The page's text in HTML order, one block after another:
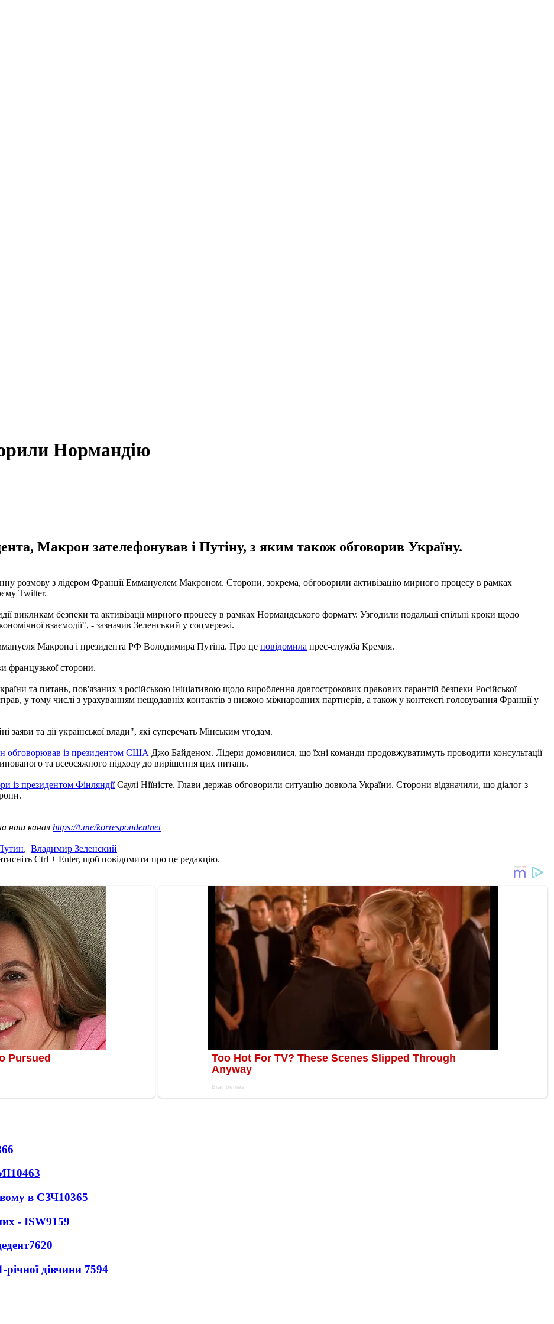
Нормандію
Макрон зателефонував і Путіну, з яким також обговорив Україну.
розмову з лідером Франції Еммануелем Макроном. Сторони, зокрема, обговорили активізацію мирного процесу в рамках
Twitter.
безпеки та активізації мирного процесу в рамках Нормандського формату. Узгодили подальші спільні кроки щодо
взаємодії", - зазначив Зеленський у соцмережі.
Макрона і президента РФ Володимира Путіна. Про це повідомила прес-служба Кремля.
французької сторони.
та питань, пов'язаних з російською ініціативою щодо вироблення довгострокових правових гарантій безпеки Російської
у тому числі з урахуванням нещодавніх контактів з низкою міжнародних партнерів, а також у контексті головування Франції у
та дії української влади", які суперечать Мінським угодам.
обговорював із президентом США Джо Байденом. Лідери домовилися, що їхні команди продовжуватимуть проводити консультації
та всеосяжного підходу до вирішення цих питань.
із президентом ФінляндіїСаулі Ніїністе. Глави держав обговорили ситуацію довкола України. Сторони відзначили, що діалог з
наш канал https://t.me/korrespondentnet
, Владимир Зеленский
Ctrl + Enter, щоб повідомити про це редакцію.
10463
в СЗЧ10365
- ISW9159
7620
дівчини 7594